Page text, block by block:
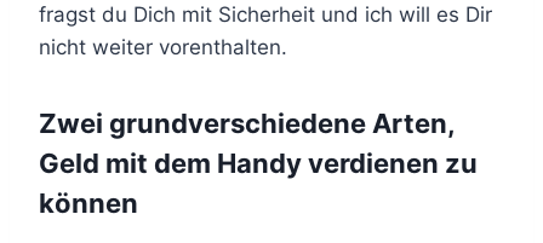
fragst du Dich mit Sicherheit und ich will es Dir
nicht weiter vorenthalten.
Zwei grundverschiedene Arten,
Geld mit dem Handy verdienen zu
können